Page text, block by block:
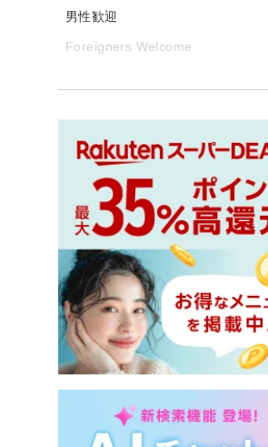
男性歓迎
Foreigners Welcome